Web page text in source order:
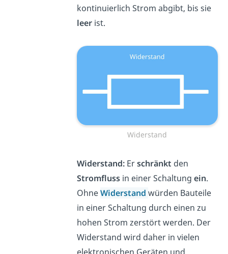
kontinuierlich Strom abgibt, bis sie
leerist.
Widerstand
Widerstand: Erschränkt den
Stromflussin einer Schaltung ein.
OhneWiderstand würden Bauteile
in einer Schaltung durch einen zu
hohen Strom zerstört werden. Der
Widerstand wird daher in vielen